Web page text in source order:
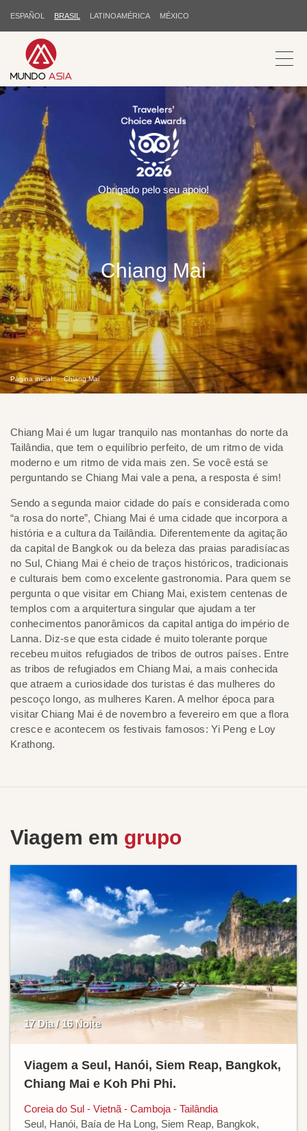
ESPAÑOL BRASIL LATINOAMÉRICA MÉXICO
Chiang Mai
Página inicial Chiang Mai
Obrigado pelo seu apoio!
Chiang Mai é um lugar tranquilo nas montanhas do norte da
Tailândia, que tem o equilíbrio perfeito, de um ritmo de vida
moderno e um ritmo de vida mais zen. Se você está se
perguntando se Chiang Mai vale a pena, a resposta é sim!
Sendo a segunda maior cidade do país e considerada como
“a rosa do norte”, Chiang Mai é uma cidade que incorpora a
história e a cultura da Tailândia. Diferentemente da agitação
da capital de Bangkok ou da beleza das praias paradisíacas
no Sul, Chiang Mai é cheio de traços históricos, tradicionais
e culturais bem como excelente gastronomia. Para quem se
pergunta o que visitar em Chiang Mai, existem centenas de
templos com a arquitertura singular que ajudam a ter
conhecimentos panorâmicos da capital antiga do império de
Lanna. Diz-se que esta cidade é muito tolerante porque
recebeu muitos refugiados de tribos de outros países. Entre
as tribos de refugiados em Chiang Mai, a mais conhecida
que atraem a curiosidade dos turistas é das mulheres do
pescoço longo, as mulheres Karen. A melhor época para
visitar Chiang Mai é de novembro a fevereiro em que a flora
cresce e acontecem os festivais famosos: Yi Peng e Loy
Krathong.
Viagem em grupo
17 Dia / 16 Noite
Viagem a Seul, Hanói, Siem Reap, Bangkok,
Chiang Mai e Koh Phi Phi.
Coreia do Sul - Vietnã - Camboja - Tailândia
Seul, Hanói, Baía de Ha Long, Siem Reap, Bangkok,